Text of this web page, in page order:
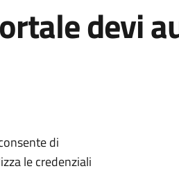
devi
di
le credenziali